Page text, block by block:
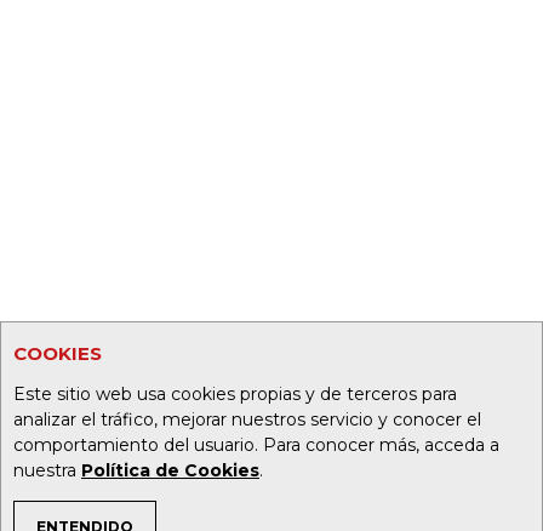
COOKIES
Este sitio web usa cookies propias y de terceros para
analizar el tráfico, mejorar nuestros servicio y conocer el
comportamiento del usuario. Para conocer más, acceda a
nuestra Política de Cookies.
ENTENDIDO